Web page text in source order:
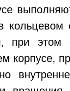
кольцевом
при этом
корпусе,